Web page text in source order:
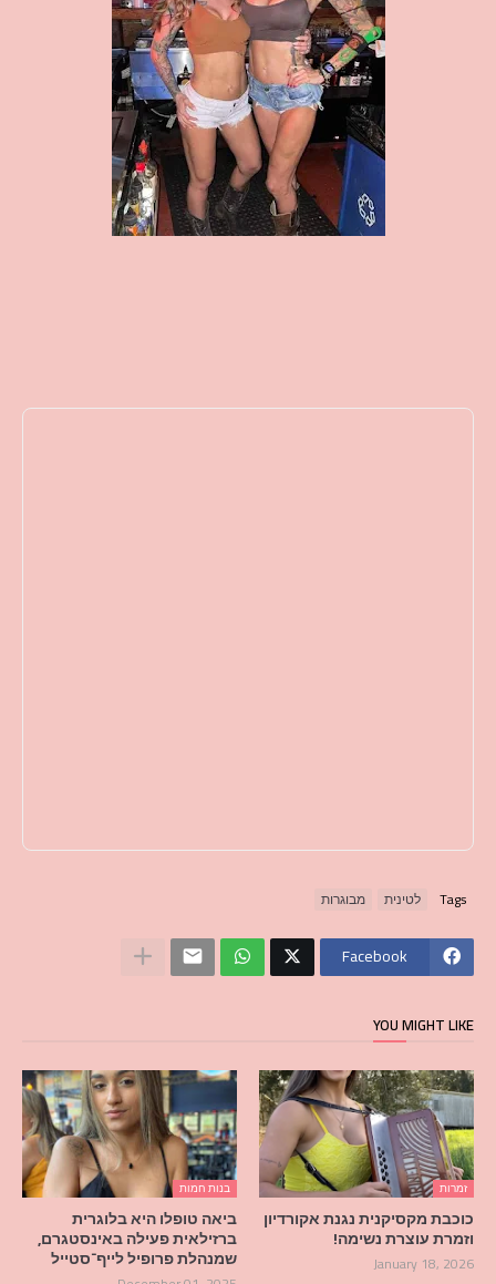
Tags לטינית מבוגרות
Facebook
YOU MIGHT LIKE
זמרות
כוכבת מקסיקנית נגנת אקורדיון
וזמרת עוצרת נשימה!
January 18, 2026
בנות חמות
ביאה טופלו היא בלוגרית
ברזילאית פעילה באינסטגרם,
שמנהלת פרופיל לייף־סטייל